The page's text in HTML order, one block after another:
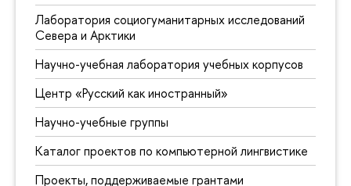
Лаборатория социогуманитарных исследований
Севера и Арктики
Научно-учебная лаборатория учебных корпусов
Центр «Русский как иностранный»
Научно-учебные группы
Каталог проектов по компьютерной лингвистике
Проекты, поддерживаемые грантами